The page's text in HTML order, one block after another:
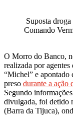
Suposta
Comando
O Morro do Banco,
realizada por
“Michel” e
preso durante a ação
Segundo
divulgada, foi detido
(Barra da Tijuca),